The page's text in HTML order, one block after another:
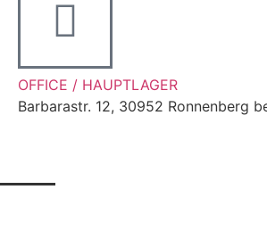
OFFICE / HAUPTLAGER
Barbarastr. 12, 30952 Ronnenberg